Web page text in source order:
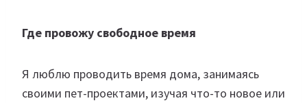
Где провожу свободное время
Я люблю проводить время дома, занимаясь
своими пет-проектами, изучая что-то новое или